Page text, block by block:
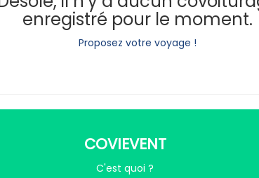
enregistré pour le moment.
Proposez votre voyage !
COVIEVENT
C'est quoi ?